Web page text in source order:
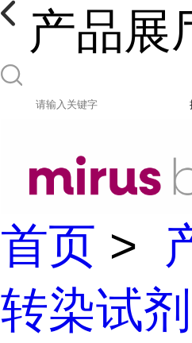
产品展
首页 >
转染试剂